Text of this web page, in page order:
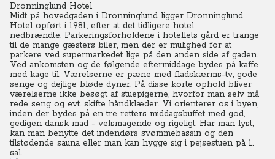
Dronninglund Hotel
Midt på hovedgaden i Dronninglund ligger Dronninglund
Hotel opført i 1981, efter at det tidligere hotel
nedbrændte. Parkeringsforholdene i hotellets gård er trange
til de mange gæsters biler, men der er mulighed for at
parkere ved supermarkedet lige på den anden side af gaden.
Ved ankomsten og de følgende eftermiddage bydes på kaffe
med kage til. Værelserne er pæne med fladskærms-tv, gode
senge og dejlige bløde dyner. På disse korte ophold bliver
værelserne ikke besøgt af stuepigerne, hvorfor man selv må
rede seng og evt. skifte håndklæder. Vi orienterer os i byen,
inden der bydes på en tre retters middagsbuffet med god,
gedigen dansk mad - velsmagende og rigeligt. Har man lyst,
kan man benytte det indendørs svømmebassin og den
tilstødende sauna eller man kan hygge sig i pejsestuen på 1.
sal.